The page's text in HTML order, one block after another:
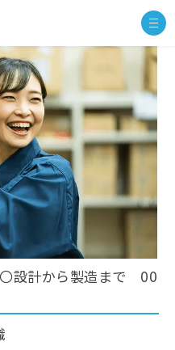
設計から製造まで 00